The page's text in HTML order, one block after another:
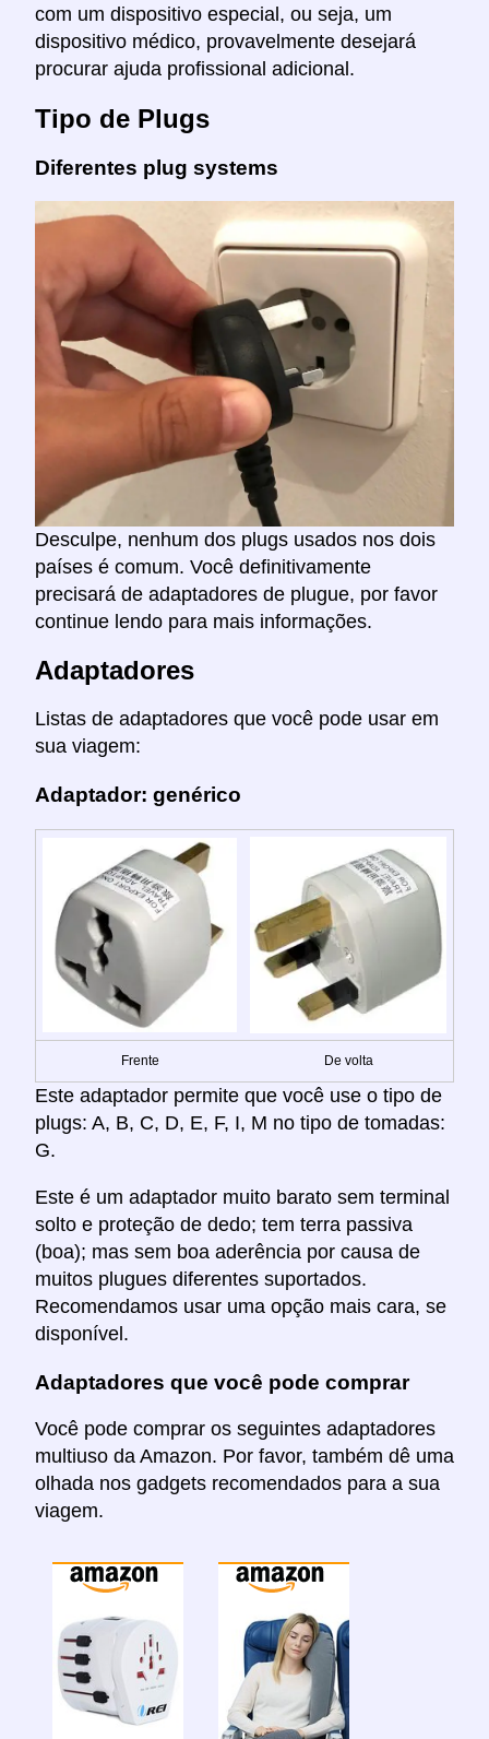
com um dispositivo especial, ou seja, um
dispositivo médico, provavelmente desejará
procurar ajuda profissional adicional.
Tipo de Plugs
Diferentes plug systems
Desculpe, nenhum dos plugs usados nos dois
países é comum. Você definitivamente
precisará de adaptadores de plugue, por favor
continue lendo para mais informações.
Adaptadores
Listas de adaptadores que você pode usar em
sua viagem:
Adaptador: genérico
Frente De volta
Este adaptador permite que você use o tipo de
plugs: A, B, C, D, E, F, I, M no tipo de tomadas:
G.
Este é um adaptador muito barato sem terminal
solto e proteção de dedo; tem terra passiva
(boa); mas sem boa aderência por causa de
muitos plugues diferentes suportados.
Recomendamos usar uma opção mais cara, se
disponível.
Adaptadores que você pode comprar
Você pode comprar os seguintes adaptadores
multiuso da Amazon. Por favor, também dê uma
olhada nos gadgets recomendados para a sua
viagem.